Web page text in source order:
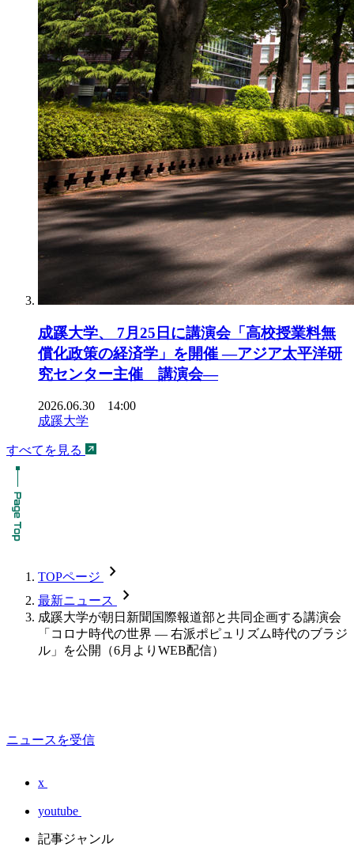
成蹊大学、 7月25日に講演会「高校授業料無
償化政策の経済学」を開催 ―アジア太平洋研
究センター主催 講演会―
2026.06.30 14:00
成蹊大学
すべてを見る
TOPページ chevron_forward
最新ニュース chevron_forward
成蹊大学が朝日新聞国際報道部と共同企画する講演会
「コロナ時代の世界 — 右派ポピュリズム時代のブラジ
ル」を公開（6月よりWEB配信）
ニュースを受信
x
youtube
記事ジャンル